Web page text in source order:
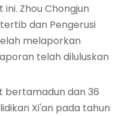
Zhou Chongjun
dan Pengerusi
melaporkan
telah diluluskan
bertamadun dan 36
Xi'an pada tahun